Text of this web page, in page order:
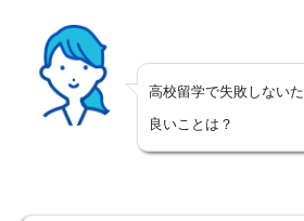
高校留学で失敗しない
良いことは？